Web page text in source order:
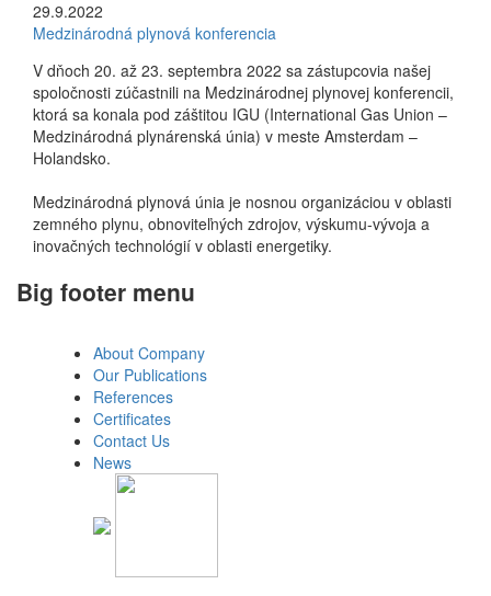
29.9.2022
Medzinárodná plynová konferencia
V dňoch 20. až 23. septembra 2022 sa zástupcovia našej
spoločnosti zúčastnili na Medzinárodnej plynovej konferencii,
ktorá sa konala pod záštitou IGU (International Gas Union –
Medzinárodná plynárenská únia) v meste Amsterdam –
Holandsko.
Medzinárodná plynová únia je nosnou organizáciou v oblasti
zemného plynu, obnoviteľných zdrojov, výskumu-vývoja a
inovačných technológií v oblasti energetiky.
Big footer menu
About Company
Our Publications
References
Certificates
Contact Us
News